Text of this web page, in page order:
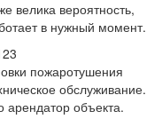
велика вероятность,
в нужный момент.
пожаротушения
обслуживание.
арендатор объекта.